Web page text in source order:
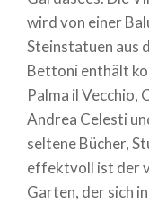
wird von einer
Steinstatuen aus
Bettoni enthält
Palma il Vecchio,
Andrea Celesti
seltene Bücher,
effektvoll ist der
Garten, der sich